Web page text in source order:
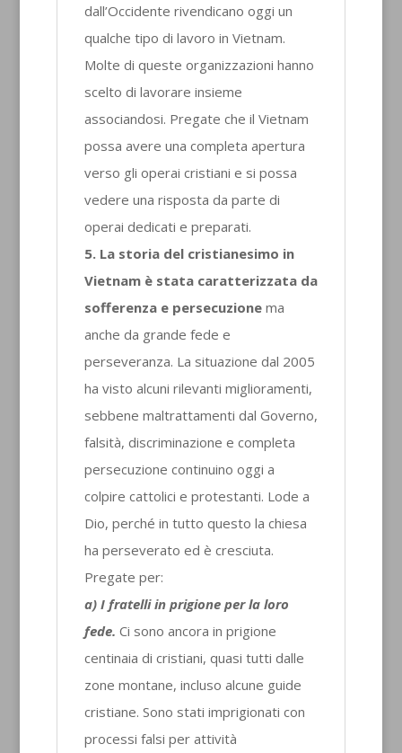
dall’Occidente rivendicano oggi un
qualche tipo di lavoro in Vietnam.
Molte di queste organizzazioni hanno
scelto di lavorare insieme
associandosi. Pregate che il Vietnam
possa avere una completa apertura
verso gli operai cristiani e si possa
vedere una risposta da parte di
operai dedicati e preparati.
5. La storia del cristianesimo in
Vietnam è stata caratterizzata da
sofferenza e persecuzionema
anche da grande fede e
perseveranza. La situazione dal 2005
ha visto alcuni rilevanti miglioramenti,
sebbene maltrattamenti dal Governo,
falsità, discriminazione e completa
persecuzione continuino oggi a
colpire cattolici e protestanti. Lode a
Dio, perché in tutto questo la chiesa
ha perseverato ed è cresciuta.
Pregate per:
a) I fratelli in prigione per la loro
fede. Ci sono ancora in prigione
centinaia di cristiani, quasi tutti dalle
zone montane, incluso alcune guide
cristiane. Sono stati imprigionati con
processi falsi per attività